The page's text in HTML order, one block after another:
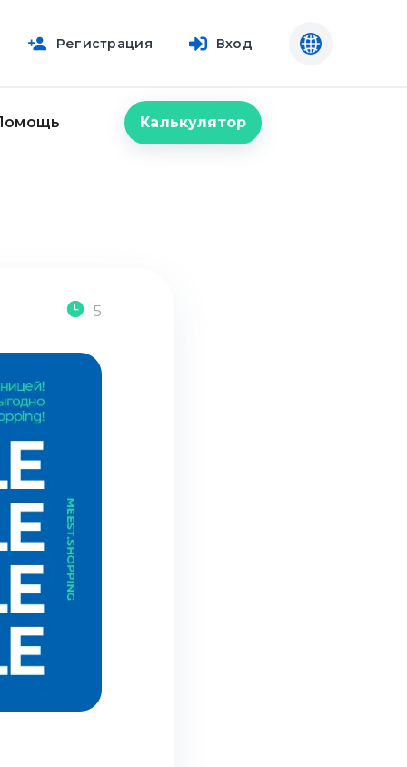
Регистрация Вход
Калькулятор
5